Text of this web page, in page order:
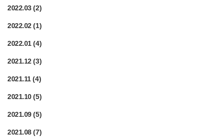
2022.03(2)
2022.02(1)
2022.01(4)
2021.12(3)
2021.11(4)
2021.10(5)
2021.09(5)
2021.08(7)